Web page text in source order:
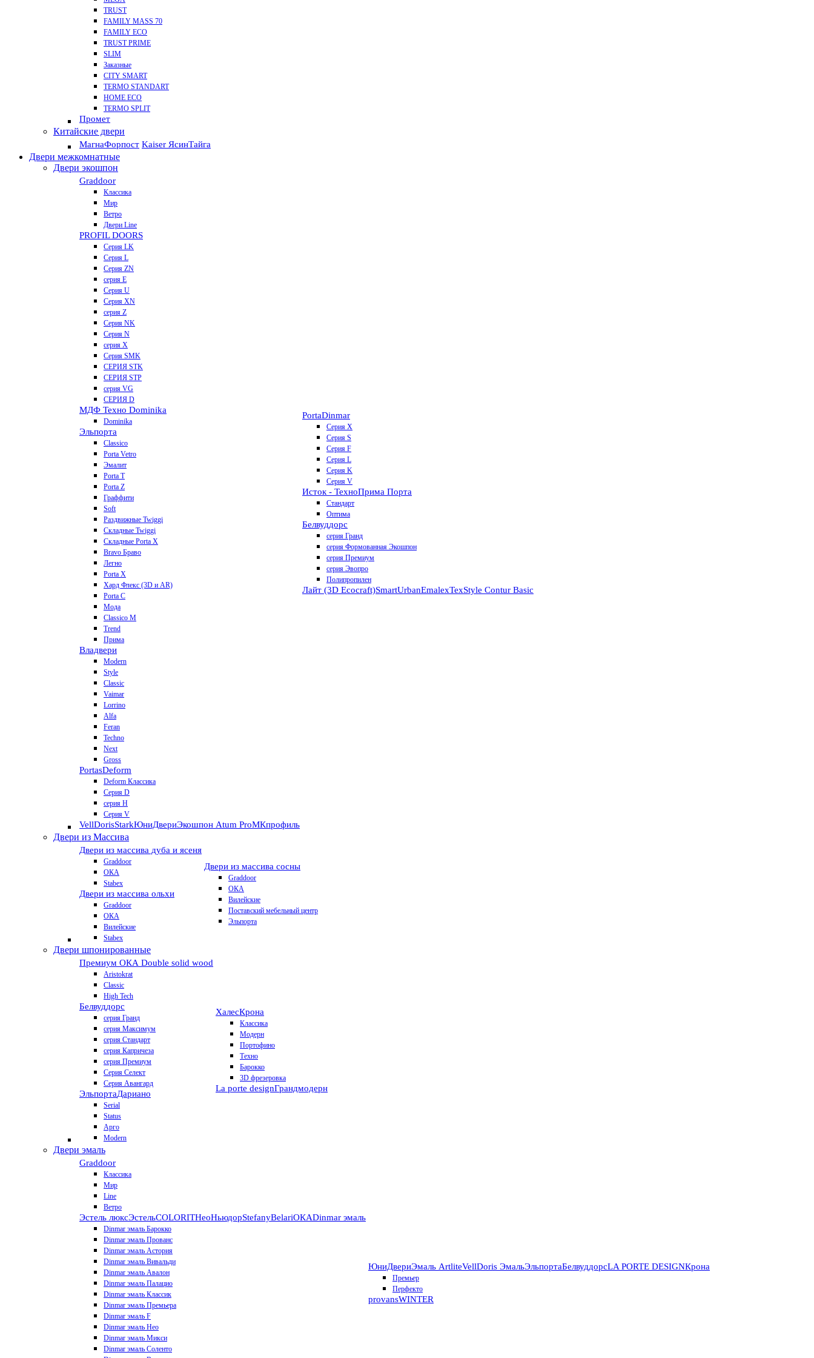
TRUST
FAMILY MASS 70
FAMILY ECO
TRUST PRIME
SLIM
Заказные
CITY SMART
TERMO STANDART
HOME ECO
ТЕRМО SPLIT
Промет
Китайские двери
МагнаФорпост Kaiser ЯсинТайга
Двери межкомнатные
Двери экошпон
Graddoor
Классика
Мир
Ветро
Двери Line
PROFIL DOORS
Серия LK
Серия L
Серия ZN
серия E
Серия U
Серия XN
серия Z
Серия NK
Серия N
серия X
Серия SMK
СЕРИЯ STK
СЕРИЯ STP
серия VG
СЕРИЯ D
МДФ Техно Dominika
Dominika
Эльпорта
Classico
Porta Vetro
Эмалит
Porta T
Porta Z
Граффити
Soft
Раздвижные Twiggi
Складные Twiggi
Складные Porta X
Bravo Браво
Легно
Porta X
Хард Флекс (3D и AR)
Porta C
Мода
Classico M
Trend
Прима
Владвери
Modern
Style
Classic
Vaimar
Lorrino
Alfa
Feran
Techno
Next
Gross
PortasDeform
Deform Классика
Серия D
серия H
Серия V
VellDorisStarkЮниДвериЭкошпон Atum ProМКпрофиль
PortaDinmar
Серия X
Серия S
Серия F
Серия L
Серия K
Серия V
Исток - ТехноПрима Порта
Стандарт
Оптима
Белвуддорс
серия Гранд
серия Формованная Экошпон
серия Премиум
серия Эвопро
Полипропилен
Лайт (3D Ecocraft)SmartUrbanEmalexTexStyle Contur Basic
Двери из Массива
Двери из массива дуба и ясеня
Graddoor
ОКА
Stabex
Двери из массива ольхи
Graddoor
ОКА
Вилейские
Stabex
Двери из массива сосны
Graddoor
ОКА
Вилейские
Поставский мебельный центр
Эльпорта
Двери шпонированные
Премиум ОКА Double solid wood
Aristokrat
Classic
High Tech
Белвуддорс
серия Гранд
серия Максимум
серия Стандарт
серия Капричеза
серия Премиум
Серия Селект
Серия Авангард
ЭльпортаДариано
Serial
Status
Арго
Modern
ХалесКрона
Классика
Модерн
Портофино
Техно
Барокко
3D фрезеровка
La porte designГрандмодерн
Двери эмаль
Graddoor
Классика
Мир
Line
Ветро
Эстель люксЭстельCOLORITНеоНьюдорStefanyBelariОКАDinmar эмаль
Dinmar эмаль Барокко
Dinmar эмаль Прованс
Dinmar эмаль Астория
Dinmar эмаль Вивальди
Dinmar эмаль Авалон
Dinmar эмаль Палацио
Dinmar эмаль Классик
Dinmar эмаль Премьера
Dinmar эмаль F
Dinmar эмаль Нео
Dinmar эмаль Микси
Dinmar эмаль Соленто
ЮниДвериЭмаль ArtliteVellDoris ЭмальЭльпортаБелвуддорсLA PORTE DESIGNКрона
Премьер
Перфекто
provansWINTER